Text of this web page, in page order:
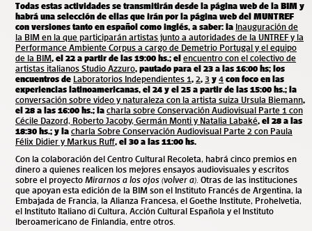
Todas estas actividades se transmitirán desde la página web de la BIM y
habrá una selección de ellas que irán por la página web del MUNTREF
con versiones tanto en español como inglés, a saber: la Inauguración de
la BIM en la que participarán artistas junto a autoridades de la UNTREF y la
Performance Ambiente Corpus a cargo de Demetrio Portugal y el equipo
de la BIM, el 22 a partir de las 19:00 hs.; el encuentro con el colectivo de
artistas italianos Studio Azzuro, pautado para el 23 a las 16:00 hs; los
encuentros de Laboratorios Independientes 1, 2, 3 y 4 con foco en las
experiencias latinoamericanas, el 24 y el 25 a partir de las 15:00 hs.; la
conversación sobre video y naturaleza con la artista suiza Ursula Biemann,
el 28 a las 16:00 hs.; la charla sobre Conservación Audiovisual Parte 1 con
Cécile Dazord, Roberto Jacoby, Germán Monti y Natalia Labaké, el 28 a las
18:30 hs.; y la charla Sobre Conservación Audiovisual Parte 2 con Paula
Félix Didier y Markus Ruff, el 30 a las 11:00 hs.
Con la colaboración del Centro Cultural Recoleta, habrá cinco premios en
dinero a quienes realicen los mejores ensayos audiovisuales y escritos
sobre el proyecto Mirarnos a los ojos (volver a). Otras de las instituciones
que apoyan esta edición de la BIM son el Instituto Francés de Argentina, la
Embajada de Francia, la Alianza Francesa, el Goethe Institute, Prohelvetia,
el Instituto Italiano di Cultura, Acción Cultural Española y el Instituto
Iberoamericano de Finlandia, entre otros.